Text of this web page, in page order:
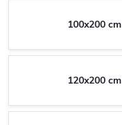
100x200 cm
120x200 cm